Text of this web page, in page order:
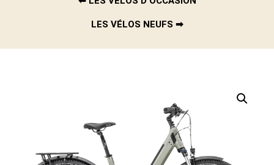
LES VÉLOS NEUFS ➡︎